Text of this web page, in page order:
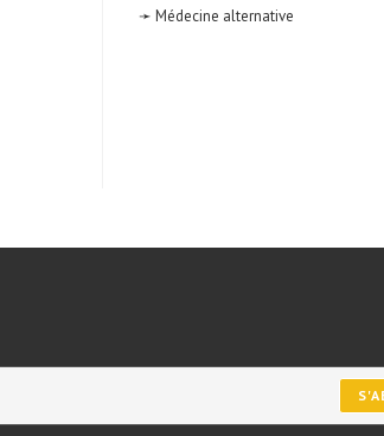
➛ Médecine alternative